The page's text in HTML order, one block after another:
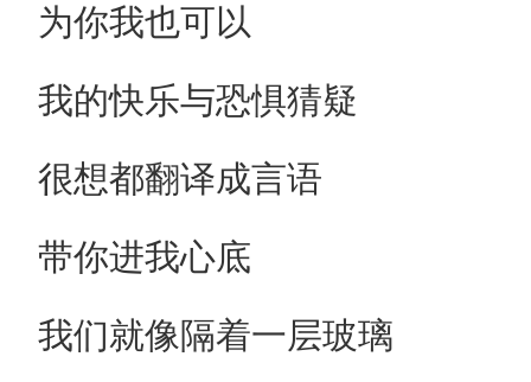
为你我也可以
我的快乐与恐惧猜疑
很想都翻译成言语
带你进我心底
我们就像隔着一层玻璃